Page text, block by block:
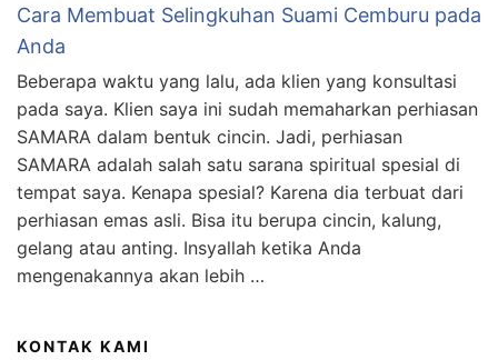
Cara Membuat Selingkuhan Suami Cemburu pada
Anda
Beberapa waktu yang lalu, ada klien yang konsultasi
pada saya. Klien saya ini sudah memaharkan perhiasan
SAMARA dalam bentuk cincin. Jadi, perhiasan
SAMARA adalah salah satu sarana spiritual spesial di
tempat saya. Kenapa spesial? Karena dia terbuat dari
perhiasan emas asli. Bisa itu berupa cincin, kalung,
gelang atau anting. Insyallah ketika Anda
mengenakannya akan lebih …
KONTAK KAMI